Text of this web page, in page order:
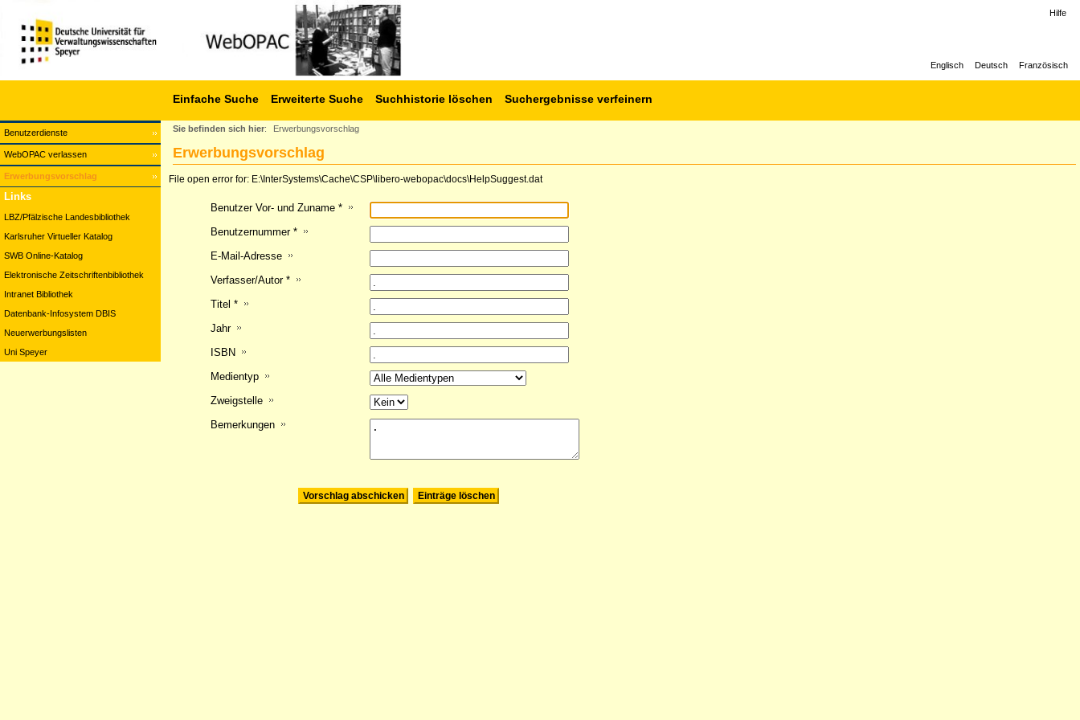
Benutzerdienste
WebOPAC verlassen
Erwerbungsvorschlag
Einfache Suche Erweiterte Suche Suchhistorie löschen Suchergebnisse verfeinern
Hilfe
Englisch Deutsch Französisch
Links
LBZ/Pfälzische Landesbibliothek
Karlsruher Virtueller Katalog
SWB Online-Katalog
Elektronische Zeitschriftenbibliothek
Intranet Bibliothek
Datenbank-Infosystem DBIS
Neuerwerbungslisten
Uni Speyer
Sie befinden sich hier: Erwerbungsvorschlag
Erwerbungsvorschlag
File open error for: E:\InterSystems\Cache\CSP\libero-webopac\docs\HelpSuggest.dat
Benutzer Vor- und Zuname *
Benutzernummer *
E-Mail-Adresse
Verfasser/Autor *
Titel *
Jahr
ISBN
Medientyp
Zweigstelle
Bemerkungen